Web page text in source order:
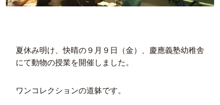
夏休み明け、快晴の９月９日（金）、慶應義塾幼稚舎
にて動物の授業を開催しました。
ワンコレクションの道躰です。